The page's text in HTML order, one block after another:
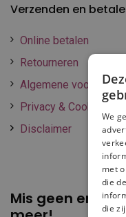
Verzenden en
Online betalen
Retourneren
Algemene
Privacy & Cookie
Disclaimer
Mis geen enkele
We
met
die
die